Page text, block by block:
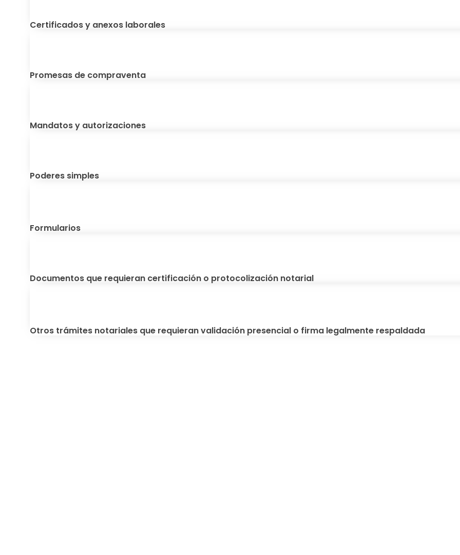
Certificados y anexos laborales
Promesas de compraventa
Mandatos y autorizaciones
Poderes simples
Formularios
Documentos que requieran certificación o protocolización notarial
Otros trámites notariales que requieran validación presencial o firma legalmente respaldada